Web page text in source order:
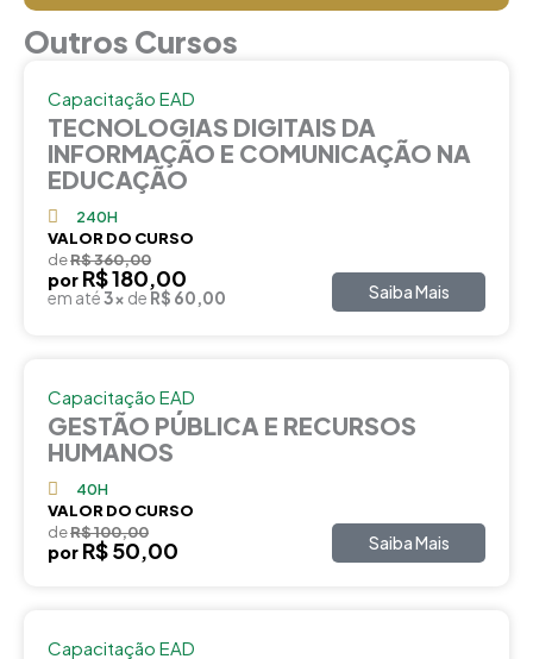
Outros Cursos
Capacitação EAD
TECNOLOGIAS DIGITAIS DA
INFORMAÇÃO E COMUNICAÇÃO NA
EDUCAÇÃO
240H
VALOR DO CURSO
deR$ 360,00
por R$ 180,00
em até3x de R$ 60,00 Saiba Mais
Capacitação EAD
GESTÃO PÚBLICA E RECURSOS
HUMANOS
40H
VALOR DO CURSO
deR$ 100,00
por R$ 50,00 Saiba Mais
Capacitação EAD